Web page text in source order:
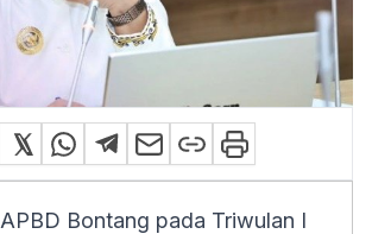
APBD Bontang pada Triwulan I